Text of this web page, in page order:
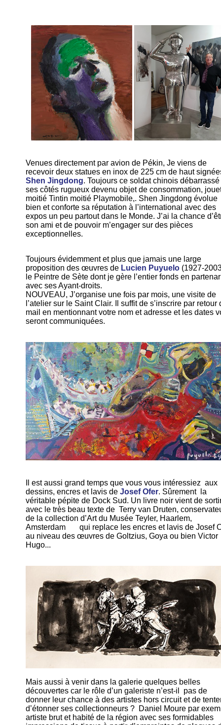
Venues directement par avion de Pékin, Je viens de
recevoir deux statues en inox de 225 cm de haut
Shen Jingdong. Toujours ce soldat chinois débarrassé
ses côtés rugueux devenu objet de consommation,
moitié Tintin moitié Playmobile,. Shen Jingdong évolue
bien et conforte sa réputation à l’international avec des
expos un peu partout dans le Monde. J’ai la chance
son ami et de pouvoir m’engager sur des pièces
exceptionnelles.
Toujours évidemment et plus que jamais une large
proposition des œuvres de Lucien Puyuelo (1927-
le Peintre de Sète dont je gère l’entier fonds en
avec ses Ayant-droits.
NOUVEAU, J’organise une fois par mois, une visite de
l’atelier sur le Saint Clair. Il suffit de s’inscrire par retour
mail en mentionnant votre nom et adresse et les dates
seront communiquées.
Il est aussi grand temps que vous vous intéressiez aux
dessins, encres et lavis de Josef Ofer. Sûrement la
véritable pépite de Dock Sud. Un livre noir vient de
avec le très beau texte de Terry van Druten,
de la collection d’Art du Musée Teyler, Haarlem,
Amsterdam qui replace les encres et lavis de Josef
au niveau des œuvres de Goltzius, Goya ou bien Victor
Hugo...
Mais aussi à venir dans la galerie quelques belles
découvertes car le rôle d’un galeriste n’est-il pas de
donner leur chance à des artistes hors circuit et de
d’étonner ses collectionneurs ? Daniel Moure par
artiste brut et habité de la région avec ses formidables